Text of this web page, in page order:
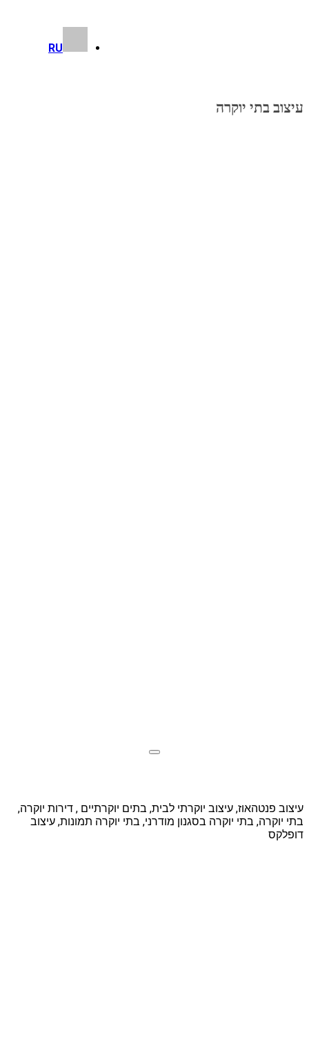
RU
עיצוב בתי יוקרה
עיצוב פנטהאוז, עיצוב יוקרתי לבית, בתים יוקרתיים , דירות יוקרה,
בתי יוקרה, בתי יוקרה בסגנון מודרני, בתי יוקרה תמונות, עיצוב
דופלקס